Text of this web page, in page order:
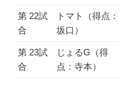
第 22試
合
トマト（得点：
坂口）
第 23試
合
じょるG（得
点：寺本）